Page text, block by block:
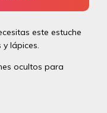
este estuche
lápices.
ocultos para